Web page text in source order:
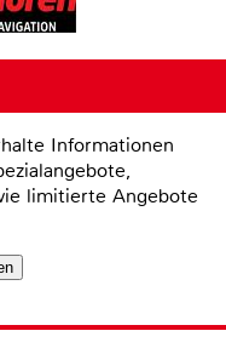
Informationen
limitierte Angebote